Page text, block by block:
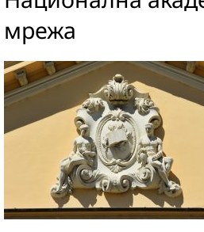
мрежа